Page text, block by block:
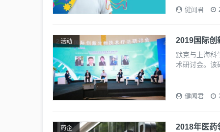
健闻君
活动 2019国际创
默克与上海科
术研讨会。
健闻君
药企 2018年医药